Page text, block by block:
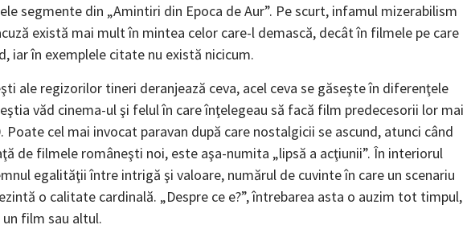
segmente din „Amintiri din Epoca de Aur”. Pe scurt, infamul mizerabilism
există mai mult în mintea celor care-l demască, decât în filmele pe care
iar în exemplele citate nu există nicicum.
ale regizorilor tineri deranjează ceva, acel ceva se găseşte în diferenţele
văd cinema-ul şi felul în care înţelegeau să facă film predecesorii lor mai
Poate cel mai invocat paravan după care nostalgicii se ascund, atunci când
de filmele româneşti noi, este aşa-numita „lipsă a acţiunii”. În interiorul
egalităţii între intrigă şi valoare, numărul de cuvinte în care un scenariu
o calitate cardinală. „Despre ce e?”, întrebarea asta o auzim tot timpul,
film sau altul.